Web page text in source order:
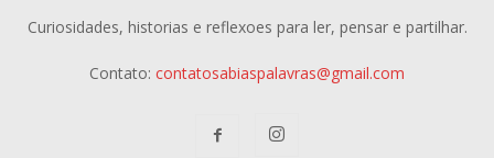
Curiosidades, historias e reflexoes para ler, pensar e partilhar.
Contato: contatosabiaspalavras@gmail.com